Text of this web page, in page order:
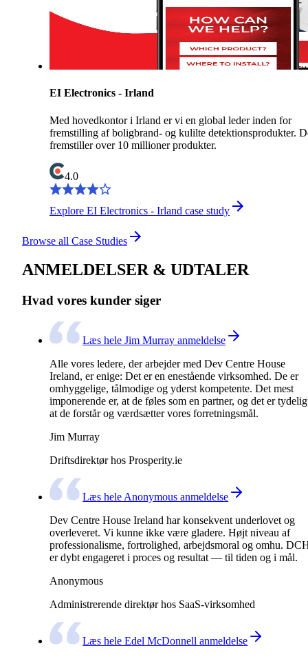
EI Electronics - Irland
Med hovedkontor i Irland er vi en global leder inden for
fremstilling af boligbrand- og kulilte detektionsprodukter.
fremstiller over 10 millioner produkter.
4.0
Explore EI Electronics - Irland case study
Browse all Case Studies
ANMELDELSER & UDTALER
Hvad vores kunder siger
Læs hele Jim Murray anmeldelse
Alle vores ledere, der arbejder med Dev Centre House
Ireland, er enige: Det er en enestående virksomhed. De er
omhyggelige, tålmodige og yderst kompetente. Det mest
imponerende er, at de føles som en partner, og det er
at de forstår og værdsætter vores forretningsmål.
Jim Murray
Driftsdirektør hos Prosperity.ie
Læs hele Anonymous anmeldelse
Dev Centre House Ireland har konsekvent underlovet og
overleveret. Vi kunne ikke være gladere. Højt niveau af
professionalisme, fortrolighed, arbejdsmoral og omhu.
er dybt engageret i proces og resultat — til tiden og i mål.
Anonymous
Administrerende direktør hos SaaS-virksomhed
Læs hele Edel McDonnell anmeldelse